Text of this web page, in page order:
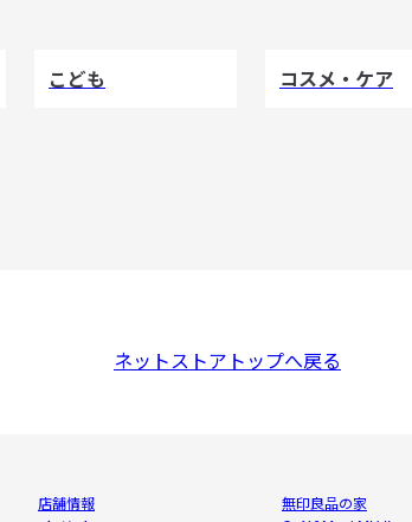
こども コスメ・ケア
ネットストアトップへ戻る
店舗情報
無印良品の家